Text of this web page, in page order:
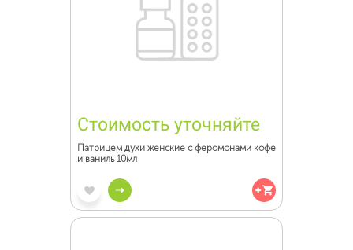
Стоимость уточняйте
Патрицем духи женские с феромонами кофе
и ваниль 10мл